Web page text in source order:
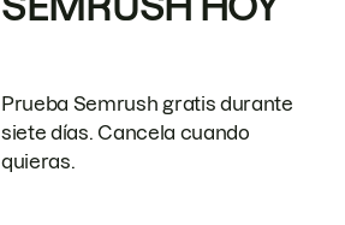
Prueba Semrush gratis durante
siete días. Cancela cuando
quieras.